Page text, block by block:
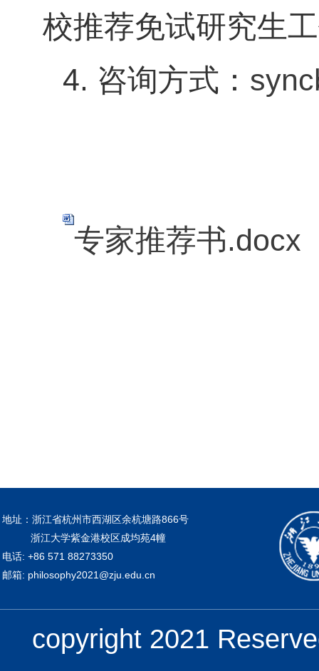
校推荐免试研究生
4. 咨询方式：
专家推荐书.docx
地址：浙江省杭州市西湖区余杭塘路866号
浙江大学紫金港校区成均苑4幢
电话: +86 571 88273350
邮箱: philosophy2021@zju.edu.cn
copyright 2021